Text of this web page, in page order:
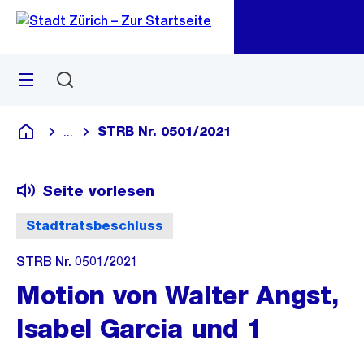
Navigation
Sprunglink
Menü
Deutsch
Blende alle Breadcrumbs ein
STRB Nr. 0501/2021
Stadtratsbeschluss
Seite vorlesen
STRB Nr. 0501/2021
Motion von Walter Angst,
Isabel Garcia und 1